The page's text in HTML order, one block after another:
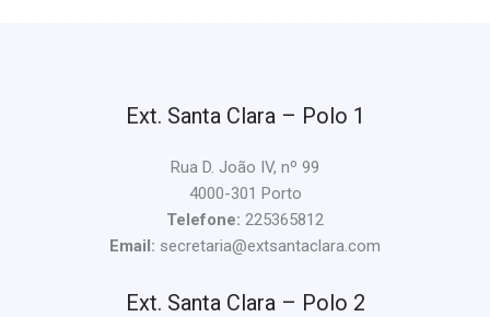
Ext. Santa Clara – Polo 1
Rua D. João IV, nº 99
4000-301 Porto
Telefone: 225365812
Email: secretaria@extsantaclara.com
Ext. Santa Clara – Polo 2